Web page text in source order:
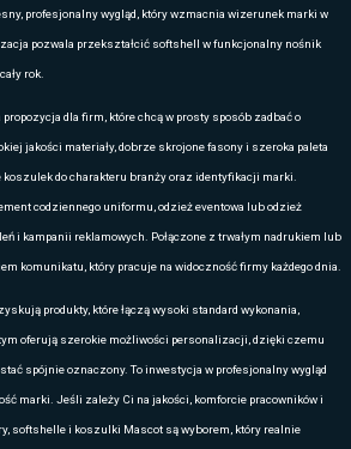
temu koszulki polo stanowią niezawodny
i buduje spójność marki.
polówek Mascot— od
metody znakowania. Twoje logo może
aby stworzyć idealnie dopasowany
się w branży usługowej, handlu, logistyce,
podczas wszelkich działań promocyjnych.